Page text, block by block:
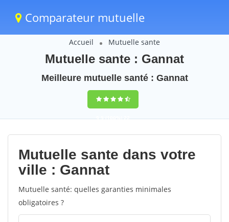
Comparateur mutuelle
Accueil Mutuelle sante
Mutuelle sante : Gannat
Meilleure mutuelle santé : Gannat
9,5(100%)22
votes
Mutuelle sante dans votre
ville : Gannat
Mutuelle santé: quelles garanties minimales
obligatoires ?